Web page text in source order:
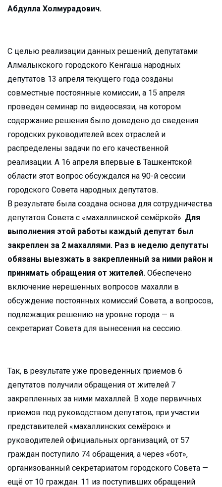
Абдулла Холмурадович.
С целью реализации данных решений, депутатами
Алмалыкского городского Кенгаша народных
депутатов 13 апреля текущего года созданы
совместные постоянные комиссии, а 15 апреля
проведен семинар по видеосвязи, на котором
содержание решения было доведено до сведения
городских руководителей всех отраслей и
распределены задачи по его качественной
реализации. А 16 апреля впервые в Ташкентской
области этот вопрос обсуждался на 90-й сессии
городского Совета народных депутатов.
В результате была создана основа для сотрудничества
депутатов Совета с «махаллинской семёркой». Для
выполнения этой работы каждый депутат был
закреплен за 2 махаллями. Раз в неделю депутаты
обязаны выезжать в закрепленный за ними район и
принимать обращения от жителей. Обеспечено
включение нерешенных вопросов махалли в
обсуждение постоянных комиссий Совета, а вопросов,
подлежащих решению на уровне города — в
секретариат Совета для вынесения на сессию.
Так, в результате уже проведенных приемов 6
депутатов получили обращения от жителей 7
закрепленных за ними махаллей. В ходе первичных
приемов под руководством депутатов, при участии
представителей «махаллинских семёрок» и
руководителей официальных организаций, от 57
граждан поступило 74 обращения, а через «бот»,
организованный секретариатом городского Совета —
ещё от 10 граждан. 11 из поступивших обращений